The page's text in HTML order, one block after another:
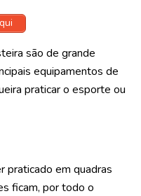
são de grande
equipamentos de
praticar o esporte ou
praticado em quadras
ficam, por todo o